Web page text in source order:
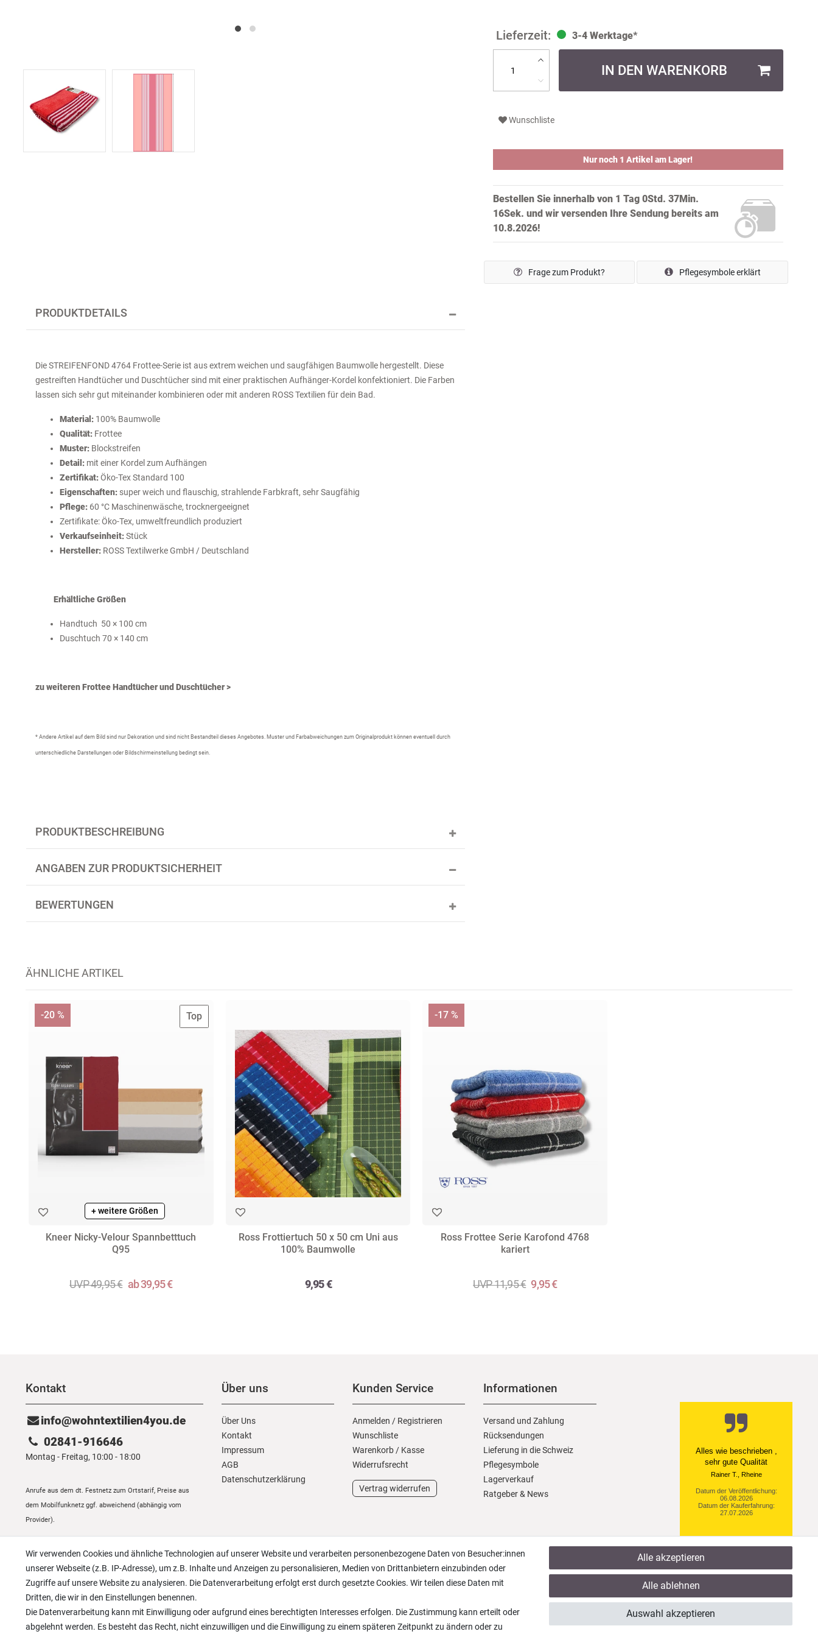
3-4 Werktage*
IN DEN WARENKORB
Wunschliste
Nur noch 1 Artikel am Lager!
Bestellen Sie innerhalb von 1 Tag 0Std. 37Min.
15Sek. und wir versenden Ihre Sendung bereits am
10.8.2026!
Frage zum Produkt? Pflegesymbole erklärt
PRODUKTDETAILS
Die STREIFENFOND 4764 Frottee-Serie ist aus extrem weichen und saugfähigen Baumwolle hergestellt. Diese
gestreiften Handtücher und Duschtücher sind mit einer praktischen Aufhänger-Kordel konfektioniert. Die Farben
lassen sich sehr gut miteinander kombinieren oder mit anderen ROSS Textilien für dein Bad.
Material:100% Baumwolle
Qualität: Frottee
Muster:Blockstreifen
Detail:mit einer Kordel zum Aufhängen
Zertifikat:Öko-Tex Standard 100
Eigenschaften:super weich und flauschig, strahlende Farbkraft, sehr Saugfähig
Pflege:60 °C Maschinenwäsche, trocknergeeignet
Zertifikate: Öko-Tex, umweltfreundlich produziert
Verkaufseinheit:Stück
Hersteller: ROSS Textilwerke GmbH / Deutschland
Erhältliche Größen
Handtuch 50 × 100 cm
Duschtuch 70 × 140 cm
zu weiteren Frottee Handtücher und Duschtücher >
* Andere Artikel auf dem Bild sind nur Dekoration und sind nicht Bestandteil dieses Angebotes. Muster und Farbabweichungen zum Originalprodukt können eventuell durch
unterschiedliche Darstellungen oder Bildschirmeinstellung bedingt sein.
PRODUKTBESCHREIBUNG
ANGABEN ZUR PRODUKTSICHERHEIT
BEWERTUNGEN
ÄHNLICHE ARTIKEL
Top
+ weitere Farben
+ weitere Größen
Kneer Nicky-Velour Spannbetttuch
Q95
UVP 49,95 € ab 39,95 €
-20 %
Ross Frottiertuch 50 x 50 cm Uni aus
100% Baumwolle
9,95 €
Ross Frottee Serie Karofond 4768
kariert
UVP 11,95 € 9,95 €
-17 %
Kontakt
info@wohntextilien4you.de
02841-916646
Montag - Freitag, 10:00 - 18:00
Anrufe aus dem dt. Festnetz zum Ortstarif, Preise aus
dem Mobilfunknetz ggf. abweichend (abhängig vom
Provider).
Über uns
Über Uns
Kontakt
Impressum
AGB
Daten­schutz­erklärung
Kunden Service
Anmelden / Registrieren
Wunschliste
Warenkorb / Kasse
Widerrufs­recht
Vertrag widerrufen
Informationen
Versand und Zahlung
Rücksendungen
Lieferung in die Schweiz
Pflegesymbole
Lagerverkauf
Ratgeber & News
Ein einfach toller Service
- prompte Lieferung und
sogar mit Pflegehinweis!
Datum der Veröffentlichung:
05.08.2026
Datum der Kauferfahrung:
29.07.2026
922 Bewertungen
Wir verwenden Cookies und ähnliche Technologien auf unserer Website und verarbeiten personenbezogene Daten von Besucher:innen
unserer Webseite (z.B. IP-Adresse), um z.B. Inhalte und Anzeigen zu personalisieren, Medien von Drittanbietern einzubinden oder
Zugriffe auf unsere Website zu analysieren. Die Datenverarbeitung erfolgt erst durch gesetzte Cookies. Wir teilen diese Daten mit
Dritten, die wir in den Einstellungen benennen.
Die Datenverarbeitung kann mit Einwilligung oder aufgrund eines berechtigten Interesses erfolgen. Die Zustimmung kann erteilt oder
abgelehnt werden. Es besteht das Recht, nicht einzuwilligen und die Einwilligung zu einem späteren Zeitpunkt zu ändern oder zu
Alle akzeptieren
Alle ablehnen
Auswahl akzeptieren